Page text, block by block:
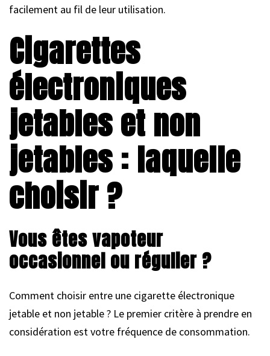
facilement au fil de leur utilisation.
Cigarettes
électroniques
jetables et non
jetables : laquelle
choisir ?
Vous êtes vapoteur
occasionnel ou régulier ?
Comment choisir entre une cigarette électronique
jetable et non jetable ? Le premier critère à prendre en
considération est votre fréquence de consommation.